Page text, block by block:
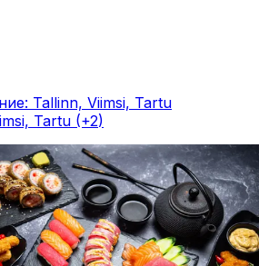
Tallinn, Viimsi, Tartu
Tartu (+2)